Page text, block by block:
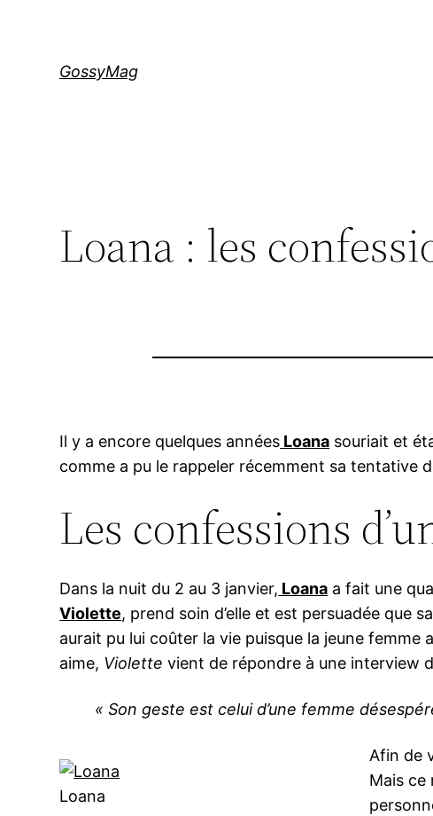
GossyMag
Loana : les
Il y a encore quelques années Loana souriait et
comme a pu le rappeler récemment sa tentative
Les confessions
Dans la nuit du 2 au 3 janvier, Loana a fait une
Violette, prend soin d’elle et est persuadée que
aurait pu lui coûter la vie puisque la jeune femme
aime, Violettevient de répondre à une interview
« Son geste est celui d’une femme
Loana
Afin de
Mais ce